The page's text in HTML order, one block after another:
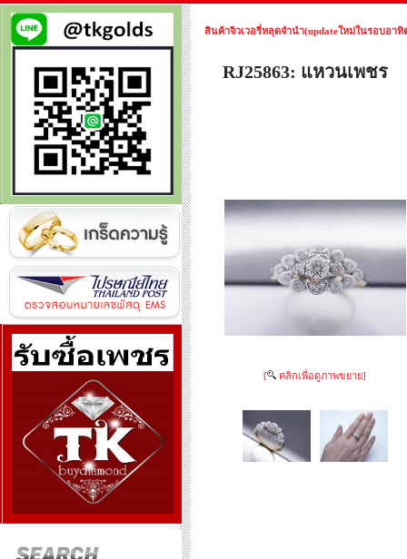
สินค้าจิวเวอรี่หลุดจำนำ(updateใหม่ในรอบอาทิ
RJ25863: แหวนเพชร
[ คลิกเพื่อดูภาพขยาย]